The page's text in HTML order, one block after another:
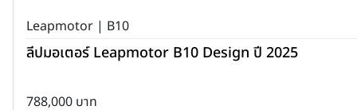
Leapmotor | B10
ลีปมอเตอร์ Leapmotor B10 Design ปี 2025
788,000 บาท